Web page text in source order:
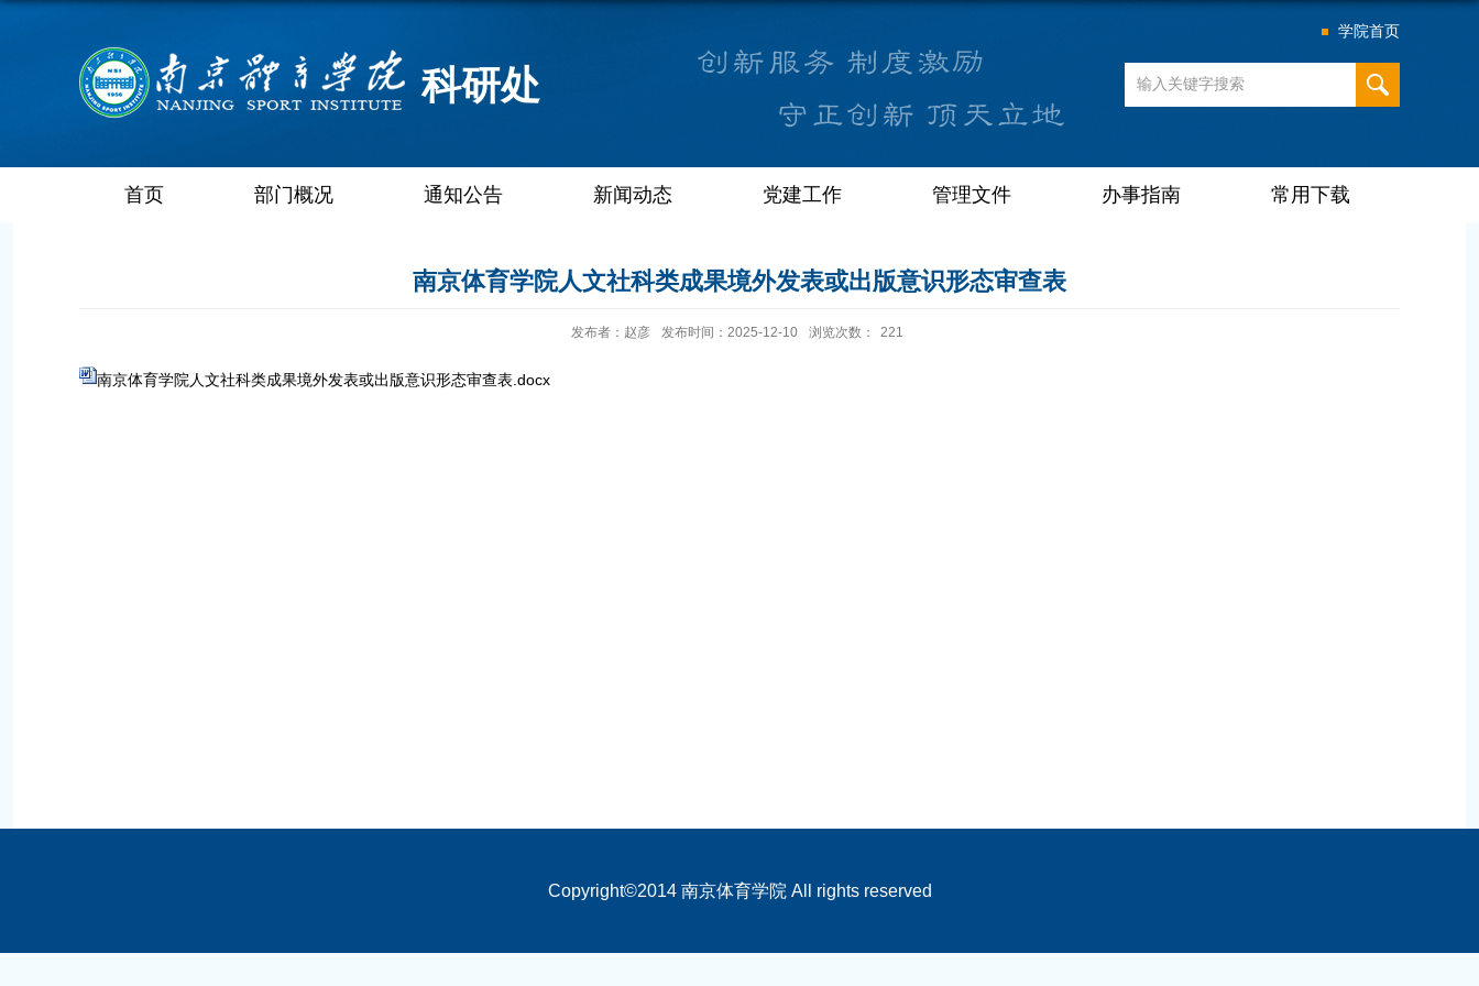
科研处
学院首页
首页 部门概况 通知公告 新闻动态 党建工作 管理文件 办事指南 常用下载
南京体育学院人文社科类成果境外发表或出版意识形态审查表
发布者：赵彦 发布时间：2025-12-10 浏览次数： 221
南京体育学院人文社科类成果境外发表或出版意识形态审查表.docx
Copyright©2014 南京体育学院 All rights reserved